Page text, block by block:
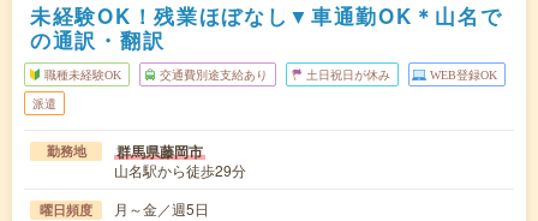
未経験OK！残業ほぼなし▼車通勤OK＊山名で
の通訳・翻訳
職種未経験OK 交通費別途支給あり 土日祝日が休み WEB登録OK
派遣
勤務地 群馬県藤岡市
山名駅から徒歩29分
曜日頻度 月～金／週5日